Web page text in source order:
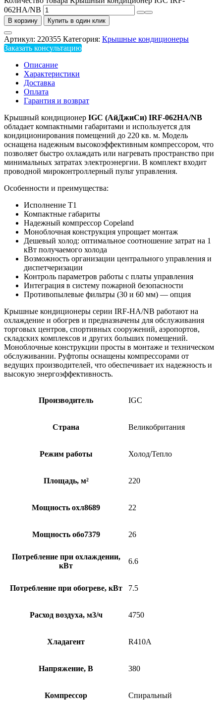
062HA/NB
В корзину Купить в один клик
Артикул: 220355 Категория: Крышные кондиционеры
Заказать консультацию
Описание
Характеристики
Доставка
Оплата
Гарантия и возврат
Крышный кондиционер IGC (АйДжиСи) IRF-062HA/NB
обладает компактными габаритами и используется для
кондиционирования помещений до 220 кв. м. Модель
оснащена надежным высокоэффективным компрессором, что
позволяет быстро охлаждать или нагревать пространство при
минимальных затратах электроэнергии. В комплект входит
проводной мироконтроллерный пульт управления.
Особенности и преимущества:
Исполнение Т1
Компактные габариты
Надежный компрессор Copeland
Моноблочная конструкция упрощает монтаж
Дешевый холод: оптимальное соотношение затрат на 1
кВт получаемого холода
Возможность организации центрального управления и
диспетчеризации
Контроль параметров работы с платы управления
Интеграция в систему пожарной безопасности
Противопылевые фильтры (30 и 60 мм) — опция
Крышные кондиционеры серии IRF-HA/NB работают на
охлаждение и обогрев и предназначены для обслуживания
торговых центров, спортивных сооружений, аэропортов,
складских комплексов и других больших помещений.
Моноблочные конструкции просты в монтаже и техническом
обслуживании. Руфтопы оснащены компрессорами от
ведущих производителей, что обеспечивает их надежность и
высокую энергоэффективность.
Производитель IGC
Страна Великобритания
Режим работы Холод/Тепло
Площадь, м² 220
Мощность охл8689 22
Мощность обо7379 26
Потребление при охлаждении,
кВт
6.6
Потребление при обогреве, кВт 7.5
Расход воздуха, м3/ч 4750
Хладагент R410A
Напряжение, В 380
Компрессор Спиральный